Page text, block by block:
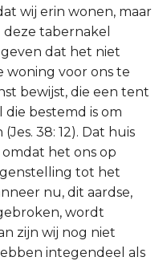
wij erin wonen, maar
tabernakel
dat het niet
woning voor ons te
bewijst, die een tent
bestemd is om
38: 12). Dat huis
omdat het ons op
tot het
nu, dit aardse,
wordt
zijn wij nog niet
integendeel als